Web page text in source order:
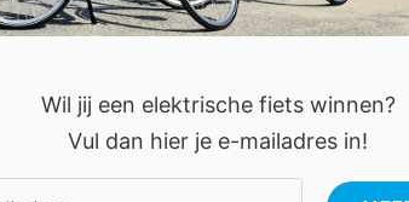
regels en slimme keuzes
kustlijnen in Bretagne tot zonnige
voor roadtrips met de caravan. Je rijdt in de
staat in de middag […]
Wil jij een elektrische fiets winnen?
Vul dan hier je e-mailadres in!